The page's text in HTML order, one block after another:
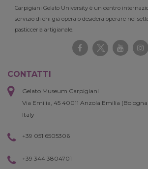
Carpigiani Gelato University è un centro
servizio di chi già opera o desidera operare nel
pasticceria artigianale.
CONTATTI
Gelato Museum Carpigiani
Via Emilia, 45 40011 Anzola Emilia
Italy
+39 051 6505306
+39 344 3804701